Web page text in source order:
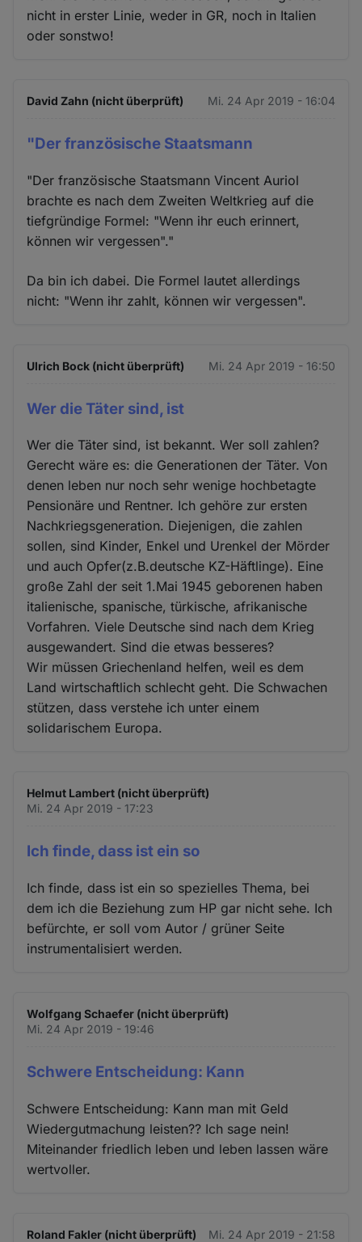
nicht in erster Linie, weder in GR, noch in Italien
oder sonstwo!
David Zahn (nicht überprüft) Mi. 24 Apr 2019 - 16:04
"Der französische Staatsmann
"Der französische Staatsmann Vincent Auriol
brachte es nach dem Zweiten Weltkrieg auf die
tiefgründige Formel: "Wenn ihr euch erinnert,
können wir vergessen"."
Da bin ich dabei. Die Formel lautet allerdings
nicht: "Wenn ihr zahlt, können wir vergessen".
Ulrich Bock (nicht überprüft) Mi. 24 Apr 2019 - 16:50
Wer die Täter sind, ist
Wer die Täter sind, ist bekannt. Wer soll zahlen?
Gerecht wäre es: die Generationen der Täter. Von
denen leben nur noch sehr wenige hochbetagte
Pensionäre und Rentner. Ich gehöre zur ersten
Nachkriegsgeneration. Diejenigen, die zahlen
sollen, sind Kinder, Enkel und Urenkel der Mörder
und auch Opfer(z.B.deutsche KZ-Häftlinge). Eine
große Zahl der seit 1.Mai 1945 geborenen haben
italienische, spanische, türkische, afrikanische
Vorfahren. Viele Deutsche sind nach dem Krieg
ausgewandert. Sind die etwas besseres?
Wir müssen Griechenland helfen, weil es dem
Land wirtschaftlich schlecht geht. Die Schwachen
stützen, dass verstehe ich unter einem
solidarischem Europa.
Helmut Lambert (nicht überprüft)
Mi. 24 Apr 2019 - 17:23
Ich finde, dass ist ein so
Ich finde, dass ist ein so spezielles Thema, bei
dem ich die Beziehung zum HP gar nicht sehe. Ich
befürchte, er soll vom Autor / grüner Seite
instrumentalisiert werden.
Wolfgang Schaefer (nicht überprüft)
Mi. 24 Apr 2019 - 19:46
Schwere Entscheidung: Kann
Schwere Entscheidung: Kann man mit Geld
Wiedergutmachung leisten?? Ich sage nein!
Miteinander friedlich leben und leben lassen wäre
wertvoller.
Roland Fakler (nicht überprüft) Mi. 24 Apr 2019 - 21:58